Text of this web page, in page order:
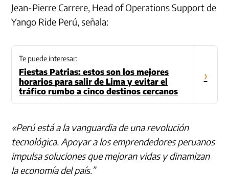
Jean-Pierre Carrere, Head of Operations Support de
Yango Ride Perú, señala:
Te puede interesar:
Fiestas Patrias: estos son los mejores
horarios para salir de Lima y evitar el
tráfico rumbo a cinco destinos cercanos
›
«Perú está a la vanguardia de una revolución
tecnológica. Apoyar a los emprendedores peruanos
impulsa soluciones que mejoran vidas y dinamizan
la economía del país.”